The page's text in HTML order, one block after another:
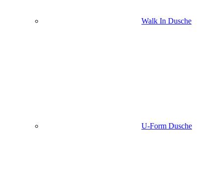
Walk In Dusche
U-Form Dusche